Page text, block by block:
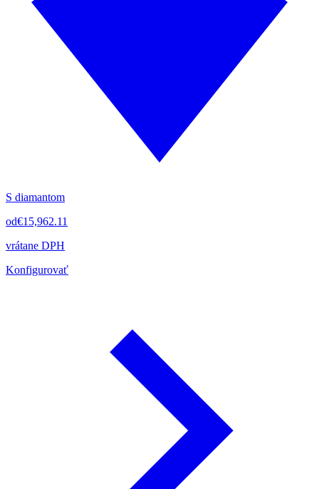
S diamantom
od€15,962.11
vrátane DPH
Konfigurovať